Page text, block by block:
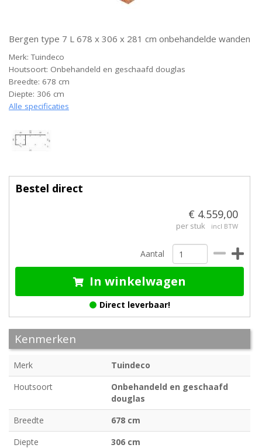
Bergen type 7 L 678 x 306 x 281 cm onbehandelde wanden
Merk: Tuindeco
Houtsoort: Onbehandeld en geschaafd douglas
Breedte: 678 cm
Diepte: 306 cm
Alle specificaties
Bestel direct
€ 4.559,00
per stuk incl BTW
Aantal
In winkelwagen
Direct leverbaar!
Kenmerken
Merk
Tuindeco
Houtsoort
Onbehandeld en geschaafd
douglas
Breedte
678 cm
Diepte
306 cm